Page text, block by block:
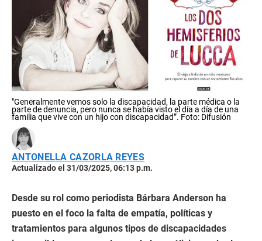
"Generalmente vemos solo la discapacidad, la parte médica o la
parte de denuncia, pero nunca se había visto el día a día de una
familia que vive con un hijo con discapacidad”. Foto: Difusión
ANTONELLA CAZORLA REYES
Actualizado el 31/03/2025, 06:13 p.m.
Desde su rol como periodista Bárbara Anderson ha
puesto en el foco la falta de empatía, políticas y
tratamientos para algunos tipos de discapacidades